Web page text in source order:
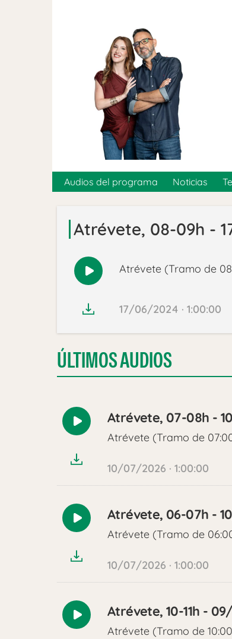
Audios del programa Noticias
Atrévete, 08-09h -
Reproducir
Atrévete (Tramo de
17/06/2024 · 1:00:00
ÚLTIMOS AUDIOS
Reproducir
Atrévete, 07-08h -
Atrévete (Tramo de
10/07/2026 · 1:00:00
Reproducir
Atrévete, 06-07h -
Atrévete (Tramo de
10/07/2026 · 1:00:00
Reproducir
Atrévete, 10-11h -
Atrévete (Tramo de 10:00